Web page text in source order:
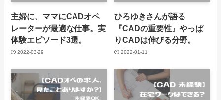
主婦に、ママにCADオペ
レーターが最適な仕事。実
体験エピソード3選。
2022-03-29
ひろゆきさんが語る
『CADの重要性』やっぱ
りCADは伸びる分野。
2022-01-11